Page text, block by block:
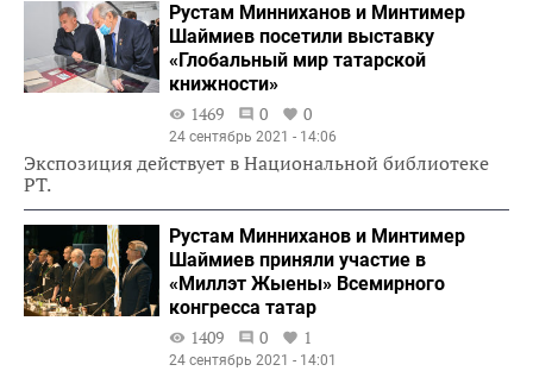
Рустам Минниханов и Минтимер
Шаймиев посетили выставку
«Глобальный мир татарской
книжности»
1469
0 0
24 сентябрь 2021 - 14:06
Экспозиция действует в Национальной библиотеке
РТ.
Рустам Минниханов и Минтимер
Шаймиев приняли участие в
«Миллэт Жыены» Всемирного
конгресса татар
1409
0 1
24 сентябрь 2021 - 14:01